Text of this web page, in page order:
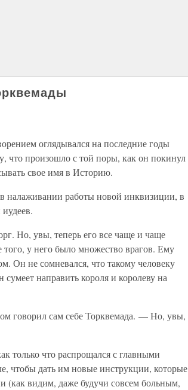
оглядывался на последние годы
что произошло с той поры, как он покинул
свое имя в Историю.
налаживании работы новой инквизиции, в
Но, увы, теперь его все чаще и чаще
у него было множество врагов. Ему
Он не сомневался, что такому человеку
направить короля и королеву на
говорил сам себе Торквемада. — Но, увы,
только что распрощался с главными
чтобы дать им новые инструкции, которые
(как видим, даже будучи совсем больным,